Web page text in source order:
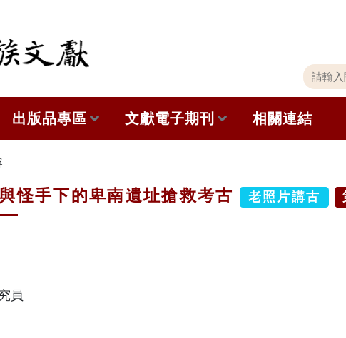
關
鍵
搜
請
輸
關
出版品專區
與國史館共同出版品介紹
文獻電子期刊
歷史期刊
相關連結
怪手下的卑南遺址搶救考古 老照片講古
員